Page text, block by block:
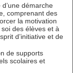
démarche
comprenant des
la motivation
des élèves et à
d’initiative et de
de supports
scolaires et